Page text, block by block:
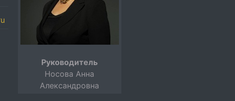
Руководитель
Носова Анна
Александровна